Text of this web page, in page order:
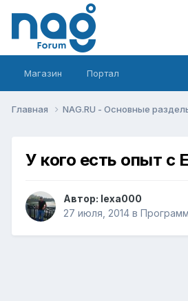
Магазин Портал
Главная NAG.RU - Основные
У кого есть опыт с
Автор: lexa000
27 июля, 2014 в